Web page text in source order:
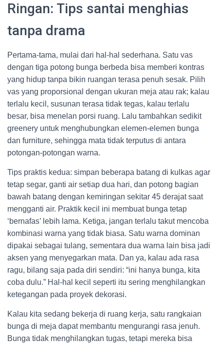
Ringan: Tips santai menghias
tanpa drama
Pertama-tama, mulai dari hal-hal sederhana. Satu vas
dengan tiga potong bunga berbeda bisa memberi kontras
yang hidup tanpa bikin ruangan terasa penuh sesak. Pilih
vas yang proporsional dengan ukuran meja atau rak; kalau
terlalu kecil, susunan terasa tidak tegas, kalau terlalu
besar, bisa menelan porsi ruang. Lalu tambahkan sedikit
greenery untuk menghubungkan elemen-elemen bunga
dan furniture, sehingga mata tidak terputus di antara
potongan-potongan warna.
Tips praktis kedua: simpan beberapa batang di kulkas agar
tetap segar, ganti air setiap dua hari, dan potong bagian
bawah batang dengan kemiringan sekitar 45 derajat saat
mengganti air. Praktik kecil ini membuat bunga tetap
‘bernafas’ lebih lama. Ketiga, jangan terlalu takut mencoba
kombinasi warna yang tidak biasa. Satu warna dominan
dipakai sebagai tulang, sementara dua warna lain bisa jadi
aksen yang menyegarkan mata. Dan ya, kalau ada rasa
ragu, bilang saja pada diri sendiri: “ini hanya bunga, kita
coba dulu.” Hal-hal kecil seperti itu sering menghilangkan
ketegangan pada proyek dekorasi.
Kalau kita sedang bekerja di ruang kerja, satu rangkaian
bunga di meja dapat membantu mengurangi rasa jenuh.
Bunga tidak menghilangkan tugas, tetapi mereka bisa